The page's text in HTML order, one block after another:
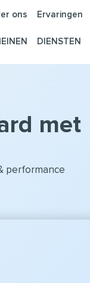
ons Ervaringen
DIENSTEN
met
performance